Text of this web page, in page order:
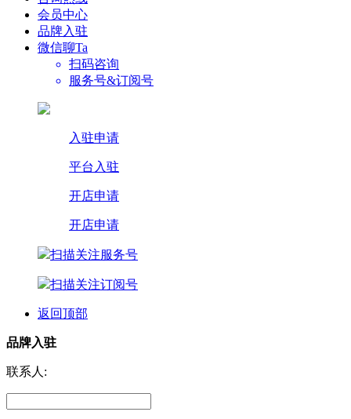
会员中心
品牌入驻
微信聊Ta
扫码咨询
服务号&订阅号
入驻申请
平台入驻
开店申请
开店申请
扫描关注服务号
扫描关注订阅号
返回顶部
品牌入驻
联系人: